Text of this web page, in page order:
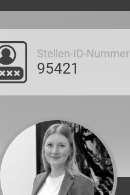
Stellen-ID-Nummer
95421